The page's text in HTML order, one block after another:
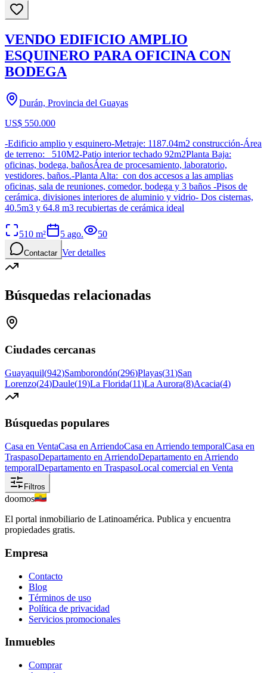
VENDO EDIFICIO AMPLIO
ESQUINERO PARA OFICINA CON
BODEGA
Durán, Provincia del Guayas
US$ 550.000
-Edificio amplio y esquinero-Metraje: 1187.04m2 construcción-Área
de terreno: 510M2-Patio interior techado 92m2Planta Baja:
oficinas, bodega, bañosÁrea de procesamiento, laboratorio,
vestidores, baños.-Planta Alta: con dos accesos a las amplias
oficinas, sala de reuniones, comedor, bodega y 3 baños -Pisos de
cerámica, divisiones interiores de aluminio y vidrio- Dos cisternas,
40.5m3 y 64.8 m3 recubiertas de cerámica ideal
510 m² 5 ago. 50
Contactar Ver detalles
Búsquedas relacionadas
Ciudades cercanas
Guayaquil(942)Samborondón(296)Playas(31)San
Lorenzo(24)Daule(19)La Florida(11)La Aurora(8)Acacia(4)
Búsquedas populares
Casa en VentaCasa en ArriendoCasa en Arriendo temporalCasa en
TraspasoDepartamento en ArriendoDepartamento en Arriendo
temporalDepartamento en TraspasoLocal comercial en Venta
Filtros
doomos
El portal inmobiliario de Latinoamérica. Publica y encuentra
propiedades gratis.
Empresa
Contacto
Blog
Términos de uso
Política de privacidad
Servicios promocionales
Inmuebles
Comprar